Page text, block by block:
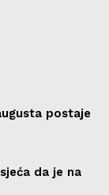
postaje
da je na